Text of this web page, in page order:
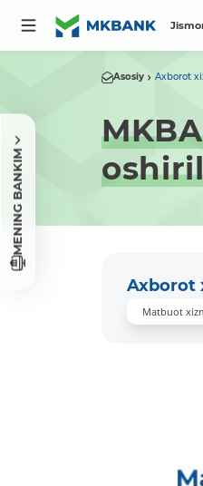
MENING BANKIM
Asosiy Axborot
Axborot
Matbuot